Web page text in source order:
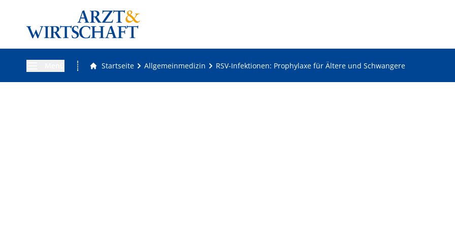
Startseite Allgemeinmedizin RSV-Infektionen: Prophylaxe für Ältere und Schwangere